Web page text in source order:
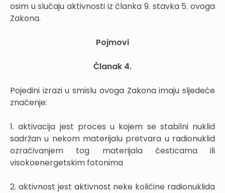
osim u slučaju aktivnosti iz članka 9. stavka 5. ovoga
Zakona.
Pojmovi
Članak 4.
Pojedini izrazi u smislu ovoga Zakona imaju sljedeće
značenje:
1. aktivacija jest proces u kojem se stabilni nuklid
sadržan u nekom materijalu pretvara u radionuklid
ozračivanjem tog materijala česticama ili
visokoenergetskim fotonima
2. aktivnost jest aktivnost neke količine radionuklida